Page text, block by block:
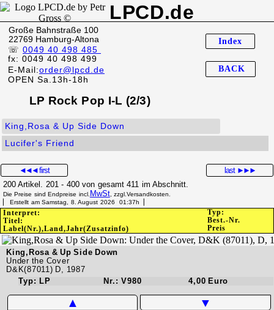
LPCD.de
Große Bahnstraße 100
22769 Hamburg-Altona
☏ 0049 40 498 485
fx: 0049 40 498 499
E-Mail:order@lpcd.de
OPEN Sa.13h-18h
Index
BACK
LP Rock Pop I-L (2/3)
King,Rosa & Up Side Down
Lucifer's Friend
◄◄◄first last ►►►
200 Artikel. 201 - 400 von gesamt 411 im Abschnitt.
Die Preise sind Endpreise incl. MwSt, zzgl.Versandkosten.
▏ Erstellt am Samstag, 8. August 2026 01:37h▕
Interpret:
Titel:
Label(Nr.),Land,Jahr(Zusatzinfo)
Typ:
Best.-Nr.
Preis
King,Rosa & Up Side Down
Under the Cover
D&K(87011) D, 1987
Typ: LP
Nr.: V980 4,00 Euro
▲ ▼